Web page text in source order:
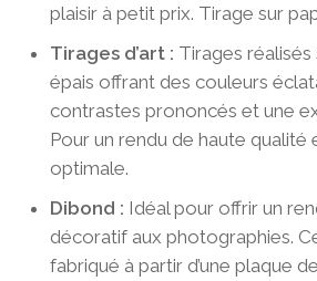
plaisir à petit prix. Tirage sur
Tirages d’art : Tirages réalisés
épais offrant des couleurs
contrastes prononcés et une
Pour un rendu de haute qualité
optimale.
Dibond : Idéal pour offrir un
décoratif aux photographies.
fabriqué à partir d’une plaque